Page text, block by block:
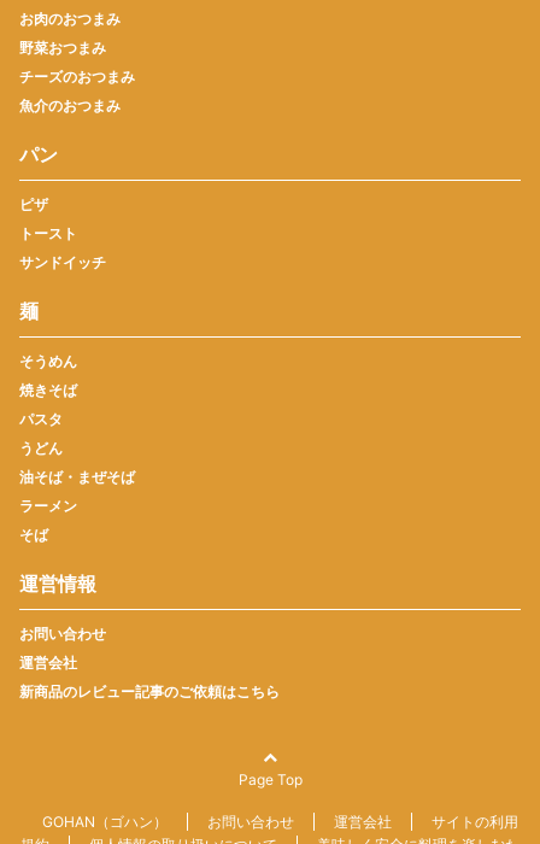
お肉のおつまみ
野菜おつまみ
チーズのおつまみ
魚介のおつまみ
パン
ピザ
トースト
サンドイッチ
麺
そうめん
焼きそば
パスタ
うどん
油そば・まぜそば
ラーメン
そば
運営情報
お問い合わせ
運営会社
新商品のレビュー記事のご依頼はこちら
Page Top
GOHAN（ゴハン） お問い合わせ 運営会社
サイトの利用